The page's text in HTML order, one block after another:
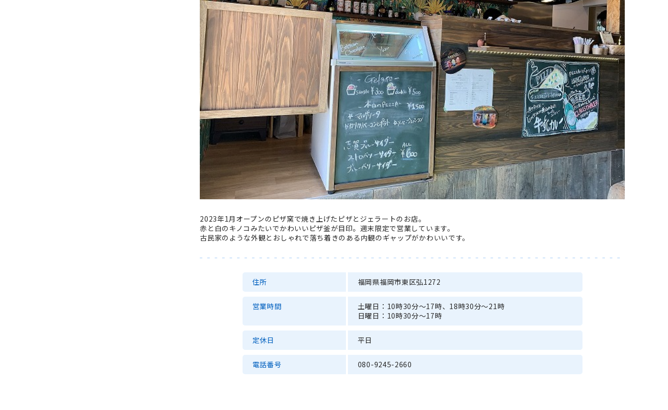
2023年1月オープンのピザ窯で焼き上げたピザとジェラートのお店。
赤と白のキノコみたいでかわいいピザ釜が目印。週末限定で営業しています。
古民家のような外観とおしゃれで落ち着きのある内観のギャップがかわいいです。
住所 福岡県福岡市東区弘1272
営業時間
土曜日：10時30分～17時、18時30分～21時
日曜日：10時30分～17時
定休日 平日
電話番号 080-9245-2660